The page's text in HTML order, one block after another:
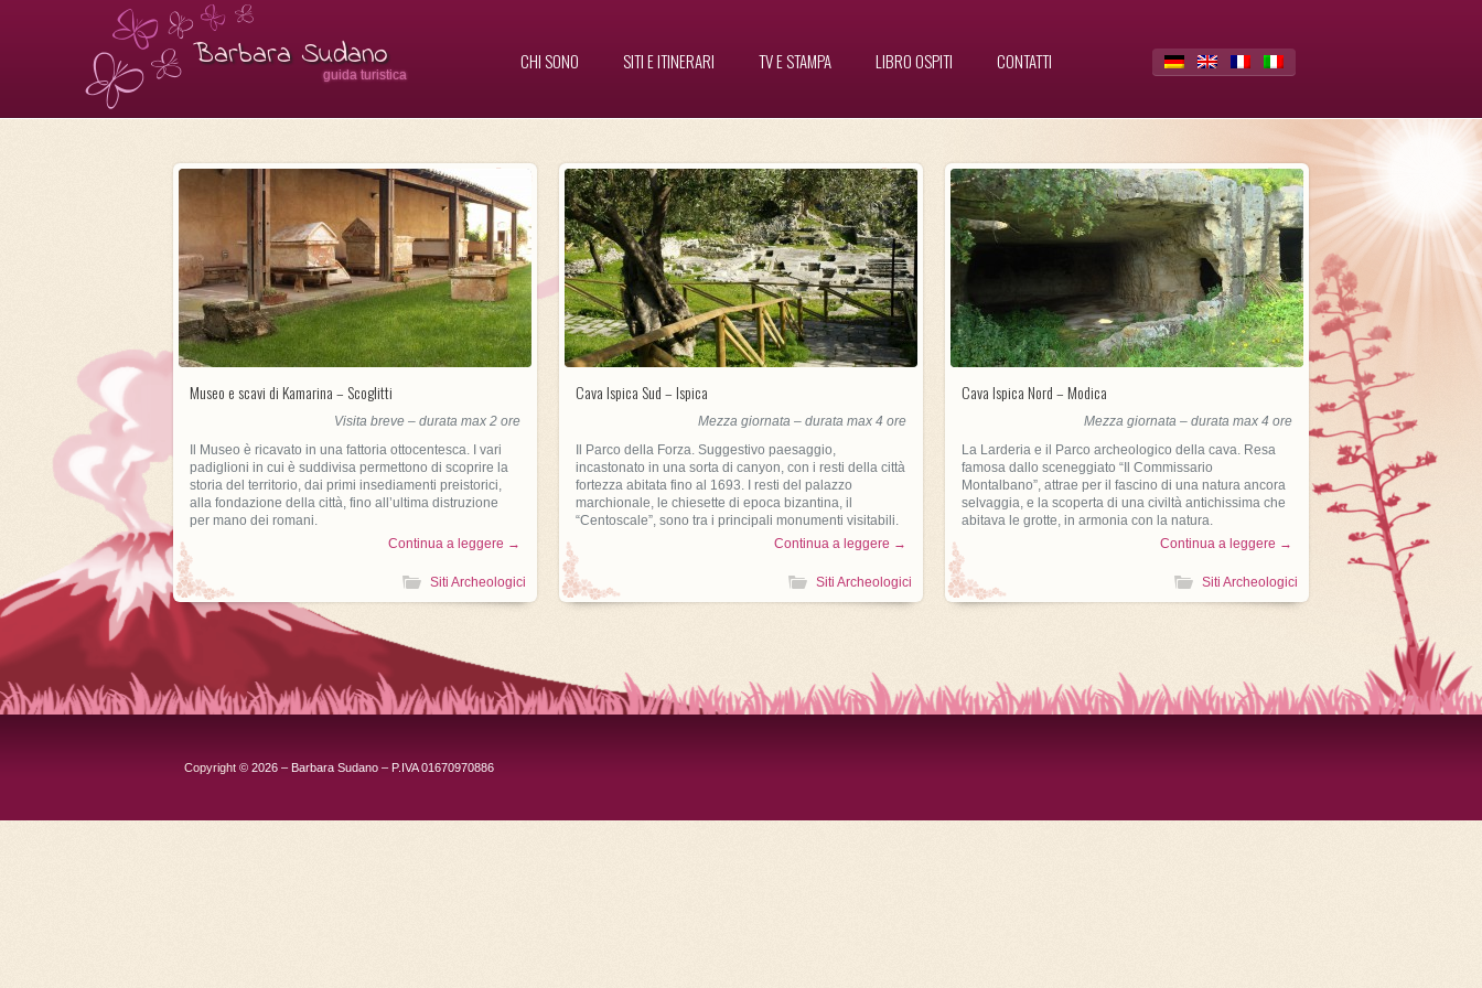
Barbara Sudano
guida turistica
CHI SONO SITI E ITINERARI TV E STAMPA LIBRO OSPITI CONTATTI
Museo e scavi di Kamarina – Scoglitti
Visita breve – durata max 2 ore
Il Museo è ricavato in una fattoria ottocentesca. I vari
padiglioni in cui è suddivisa permettono di scoprire la
storia del territorio, dai primi insediamenti preistorici,
alla fondazione della città, fino all’ultima distruzione
per mano dei romani.
Continua a leggere →
Siti Archeologici
Cava Ispica Sud – Ispica
Mezza giornata – durata max 4 ore
Il Parco della Forza. Suggestivo paesaggio,
incastonato in una sorta di canyon, con i resti della città
fortezza abitata fino al 1693. I resti del palazzo
marchionale, le chiesette di epoca bizantina, il
“Centoscale”, sono tra i principali monumenti visitabili.
Continua a leggere →
Siti Archeologici
Cava Ispica Nord – Modica
Mezza giornata – durata max 4 ore
La Larderia e il Parco archeologico della cava. Resa
famosa dallo sceneggiato “Il Commissario
Montalbano”, attrae per il fascino di una natura ancora
selvaggia, e la scoperta di una civiltà antichissima che
abitava le grotte, in armonia con la natura.
Continua a leggere →
Siti Archeologici
Copyright © 2026 – Barbara Sudano – P.IVA 01670970886